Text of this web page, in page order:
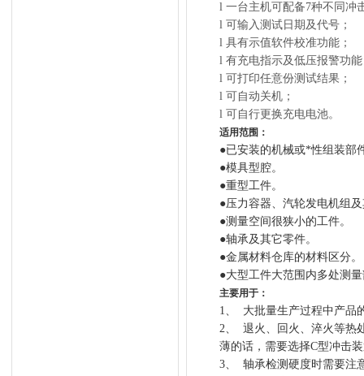
l 一台主机可配备7种不同冲
l 可输入测试日期及代号；
l 具有示值软件校准功能；
l 有充电指示及低压报警功
l 可打印任意份测试结果；
l 可自动关机；
l 可自行更换充电电池。
适用范围：
●已安装的机械或*性组装部
●模具型腔。
●重型工件。
●压力容器、汽轮发电机组
●测量空间很狭小的工件。
●轴承及其它零件。
●金属材料仓库的材料区分。
●大型工件大范围内多处测
主要用于：
1、 大批量生产过程中产品
2、 退火、回火、淬火等热
薄的话，需要选择C型冲击
3、 轴承检测硬度时需要注